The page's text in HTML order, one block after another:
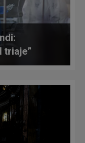
triaje”